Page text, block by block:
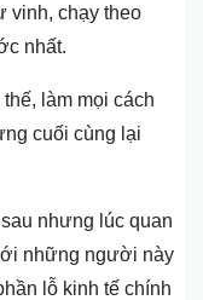
vinh, chạy theo
nhất.
làm mọi cách
cuối cùng lại
nhưng lúc quan
những người này
lỗ kinh tế chính